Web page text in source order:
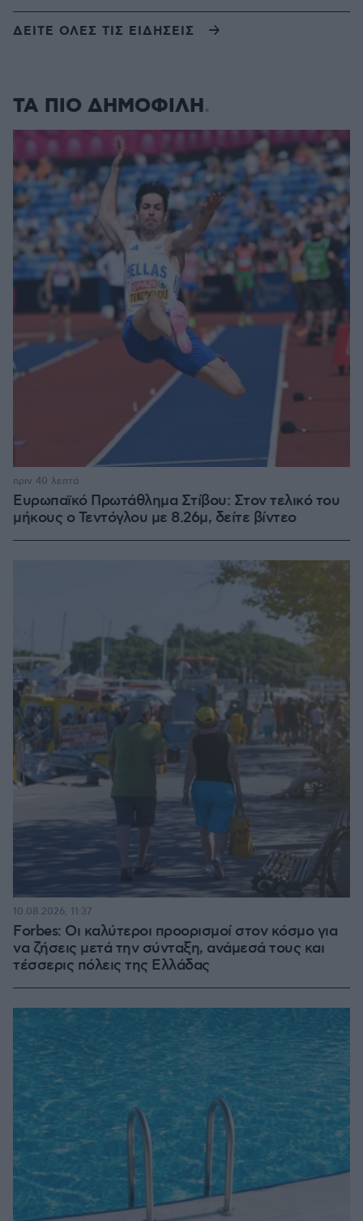
ΔΕΙΤΕ ΟΛΕΣ ΤΙΣ ΕΙΔΗΣΕΙΣ
ΤΑ ΠΙΟ ΔΗΜΟΦΙΛΗ
Ευρωπαϊκό Πρωτάθλημα Στίβου: Στον τελικό του
μήκους ο Τεντόγλου με 8.26μ, δείτε βίντεο
πριν 40 λεπτά
Forbes: Οι καλύτεροι προορισμοί στον κόσμο για
να ζήσεις μετά την σύνταξη, ανάμεσά τους και
τέσσερις πόλεις της Ελλάδας
10.08.2026, 11:37